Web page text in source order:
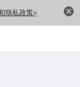
隐私政策>